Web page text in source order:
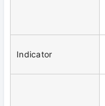
Indicator